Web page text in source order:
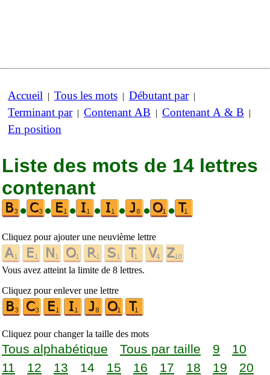
Accueil | Tous les mots | Débutant par|
Terminant par| Contenant AB | Contenant A & B |
En position
Liste des mots de 14 lettres
contenant
•
• • • • • •
Cliquez pour ajouter une neuvième lettre
Vous avez atteint la limite de 8 lettres.
Cliquez pour enlever une lettre
Cliquez pour changer la taille des mots
Tous alphabétique Tous par taille 9
10
11
12 13 14 15 16 17 18 19 20